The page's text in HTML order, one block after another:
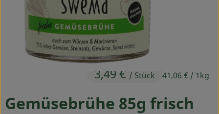
Ökokisten
Obst & Gemüse
Kühltheke
Gemüsebrühe 85g frisch
3,49 € / Stück 41,06 € / 1kg